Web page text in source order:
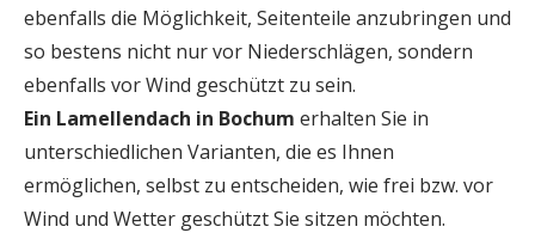
ebenfalls die Möglichkeit, Seitenteile anzubringen und
so bestens nicht nur vor Niederschlägen, sondern
ebenfalls vor Wind geschützt zu sein.
Ein Lamellendach in Bochum erhalten Sie in
unterschiedlichen Varianten, die es Ihnen
ermöglichen, selbst zu entscheiden, wie frei bzw. vor
Wind und Wetter geschützt Sie sitzen möchten.